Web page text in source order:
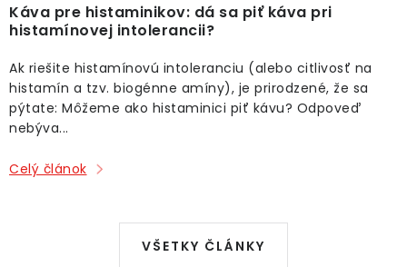
Káva pre histaminikov: dá sa piť káva pri
histamínovej intolerancii?
Ak riešite histamínovú intoleranciu (alebo citlivosť na
histamín a tzv. biogénne amíny), je prirodzené, že sa
pýtate: Môžeme ako histaminici piť kávu? Odpoveď
nebýva...
Celý článok
VŠETKY ČLÁNKY